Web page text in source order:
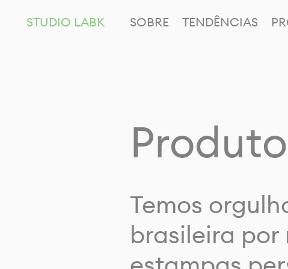
STUDIO LABK SOBRE TENDÊNCIAS
Temos
brasileira por